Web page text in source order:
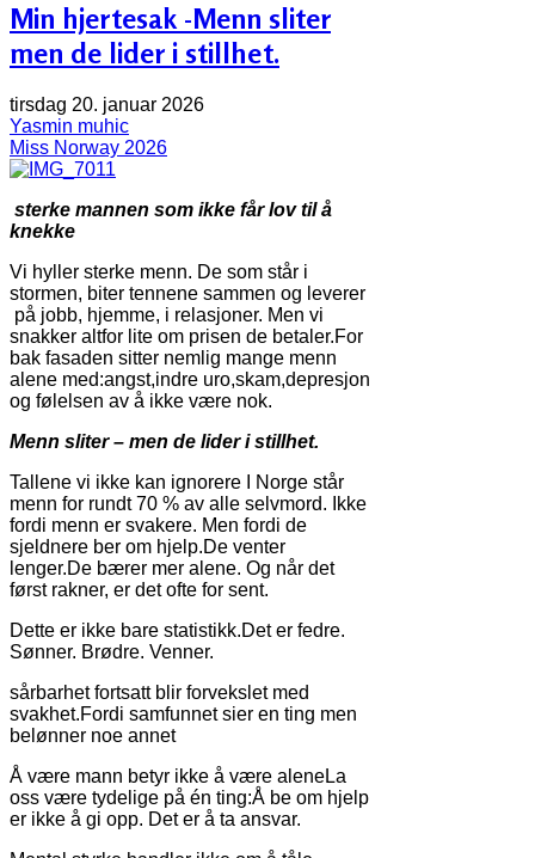
Min hjertesak -Menn sliter
men de lider i stillhet.
tirsdag 20. januar 2026
Yasmin muhic
Miss Norway 2026
sterke mannen som ikke får lov til å
knekke
Vi hyller sterke menn. De som står i
stormen, biter tennene sammen og leverer
på jobb, hjemme, i relasjoner. Men vi
snakker altfor lite om prisen de betaler.For
bak fasaden sitter nemlig mange menn
alene med:angst,indre uro,skam,depresjon
og følelsen av å ikke være nok.
Menn sliter – men de lider i stillhet.
Tallene vi ikke kan ignorere I Norge står
menn for rundt 70 % av alle selvmord. Ikke
fordi menn er svakere. Men fordi de
sjeldnere ber om hjelp.De venter
lenger.De bærer mer alene. Og når det
først rakner, er det ofte for sent.
Dette er ikke bare statistikk.Det er fedre.
Sønner. Brødre. Venner.
sårbarhet fortsatt blir forvekslet med
svakhet.Fordi samfunnet sier en ting men
belønner noe annet
Å være mann betyr ikke å være aleneLa
oss være tydelige på én ting:Å be om hjelp
er ikke å gi opp. Det er å ta ansvar.